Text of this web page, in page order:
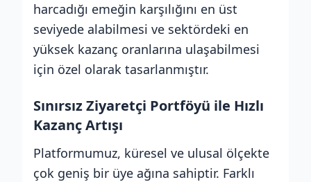
harcadığı emeğin karşılığını en üst
seviyede alabilmesi ve sektördeki en
yüksek kazanç oranlarına ulaşabilmesi
için özel olarak tasarlanmıştır.
Sınırsız Ziyaretçi Portföyü ile Hızlı
Kazanç Artışı
Platformumuz, küresel ve ulusal ölçekte
çok geniş bir üye ağına sahiptir. Farklı